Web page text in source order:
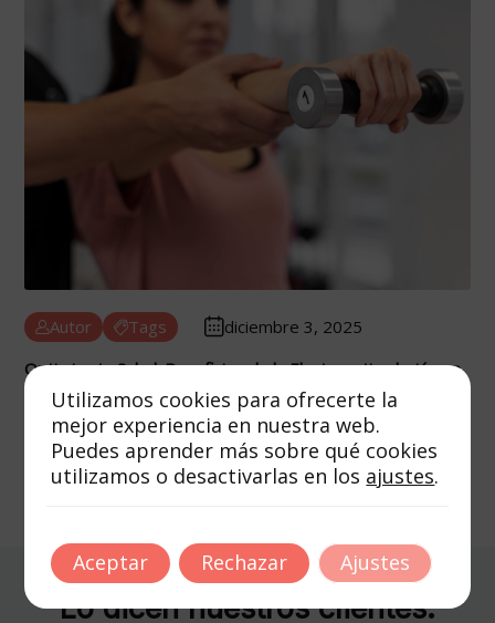
Autor Tags
diciembre 3, 2025
Optimiza tu Salud: Beneficios de la Electroestimulación en
el Entrenamiento
8 min de lectura
Lo dicen nuestros clientes.
Utilizamos cookies para ofrecerte la
mejor experiencia en nuestra web.
Puedes aprender más sobre qué cookies
utilizamos o desactivarlas en los ajustes.
Aceptar Rechazar Ajustes